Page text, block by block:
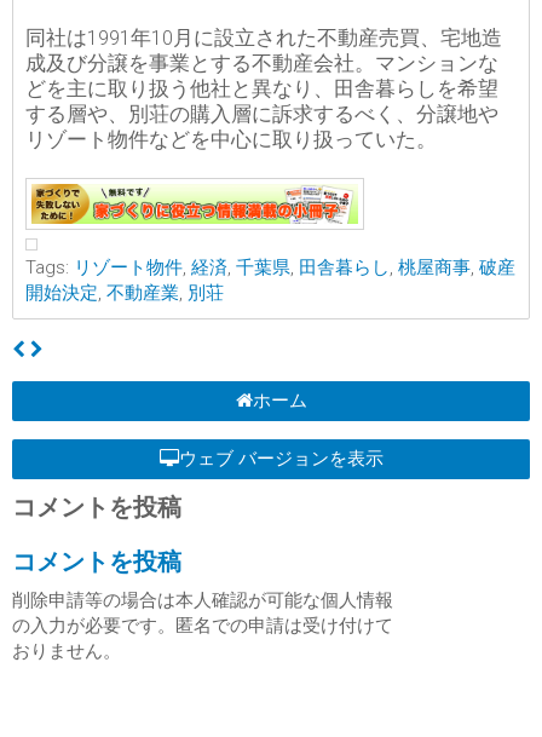
同社は1991年10月に設立された不動産売買、宅地造
成及び分譲を事業とする不動産会社。マンションな
どを主に取り扱う他社と異なり、田舎暮らしを希望
する層や、別荘の購入層に訴求するべく、分譲地や
リゾート物件などを中心に取り扱っていた。
Tags: リゾート物件, 経済, 千葉県, 田舎暮らし, 桃屋商事, 破産
開始決定, 不動産業, 別荘
ホーム
ウェブ バージョンを表示
コメントを投稿
コメントを投稿
削除申請等の場合は本人確認が可能な個人情報
の入力が必要です。匿名での申請は受け付けて
おりません。